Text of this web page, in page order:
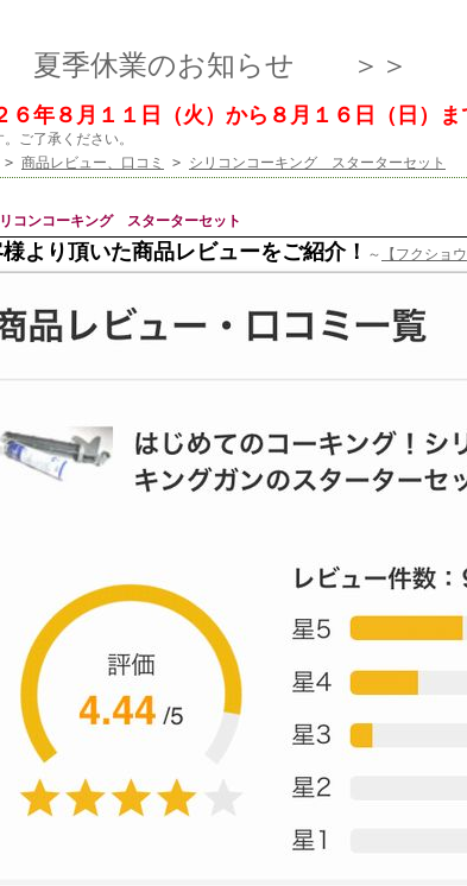
夏季休業のお知らせ ＞＞
６年８月１１日（火）から８月１６日（日）
ご了承ください。
> 商品レビュー、口コミ > シリコンコーキング スターターセット
コンコーキング スターターセット
より頂いた商品レビューをご紹介！ ～ 【フクショ